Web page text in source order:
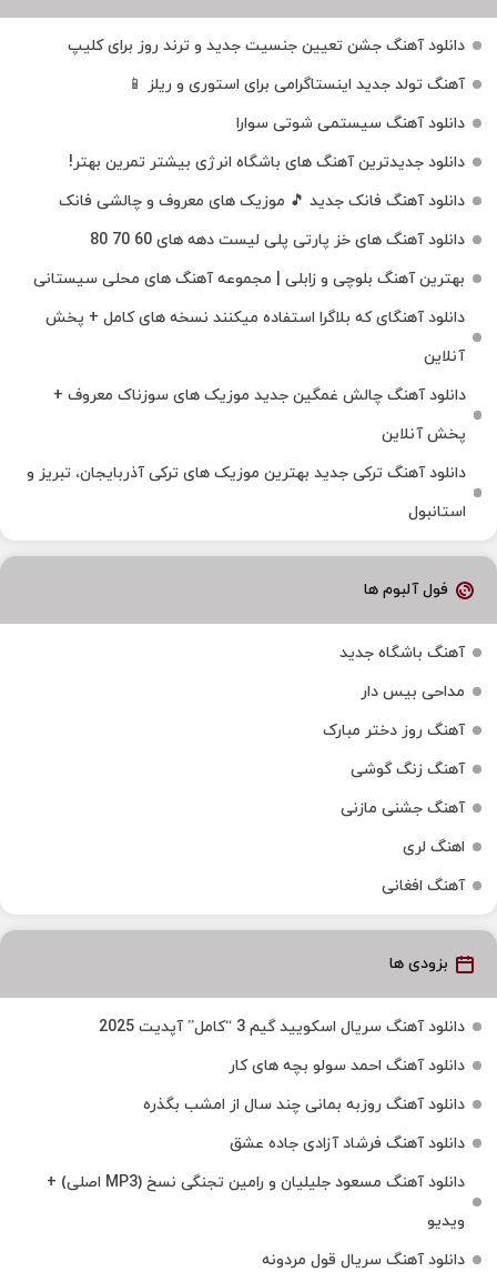
دانلود آهنگ جشن تعیین جنسیت جدید و ترند روز برای کلیپ
آهنگ تولد جدید اینستاگرامی برای استوری و ریلز 📱
دانلود آهنگ سیستمی شوتی سوارا
دانلود جدیدترین آهنگ‌ های باشگاه انرژی بیشتر تمرین بهتر!
دانلود آهنگ فانک جدید 🎵 موزیک‌ های معروف و چالشی فانک
دانلود آهنگ های خز پارتی پلی لیست دهه های 60 70 80
بهترین آهنگ بلوچی و زابلی | مجموعه آهنگ‌ های محلی سیستانی
دانلود آهنگای که بلاگرا استفاده میکنند نسخه های کامل + پخش
آنلاین
دانلود آهنگ چالش غمگین جدید موزیک های سوزناک معروف +
پخش آنلاین
دانلود آهنگ ترکی جدید بهترین موزیک‌ های ترکی آذربایجان، تبریز و
استانبول
فول آلبوم ها
آهنگ باشگاه جدید
مداحی بیس دار
آهنگ روز دختر مبارک
آهنگ زنگ گوشی
آهنگ جشنی مازنی
اهنگ لری
آهنگ افغانی
بزودی ها
دانلود آهنگ سریال اسکویید گیم 3 “کامل” آپدیت 2025
دانلود آهنگ احمد سولو بچه های کار
دانلود آهنگ روزبه بمانی چند سال از امشب بگذره
دانلود آهنگ فرشاد آزادی جاده عشق
دانلود آهنگ مسعود جلیلیان و رامین تجنگی نسخ (MP3 اصلی) +
ویدیو
دانلود آهنگ سریال قول مردونه